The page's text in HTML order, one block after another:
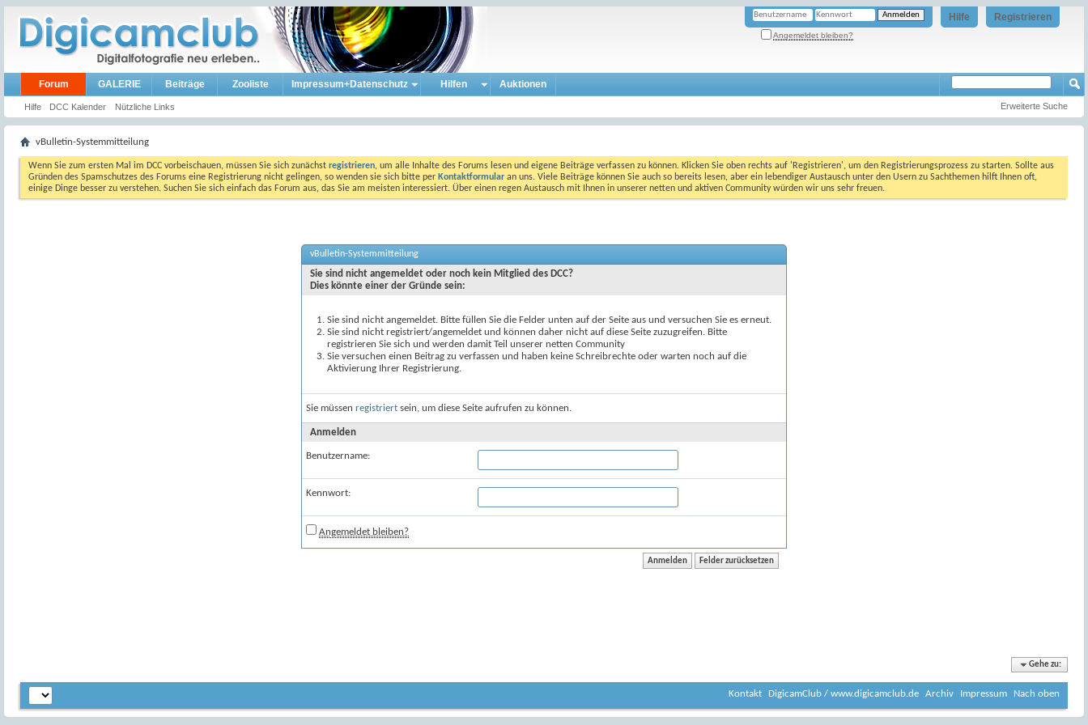
Registrieren
Hilfe
Angemeldet bleiben?
Forum
Hilfe DCC Kalender Nützliche Links
GALERIE Beiträge Zooliste Impressum+Datenschutz Hilfen Auktionen
Erweiterte Suche
vBulletin-Systemmitteilung
Wenn Sie zum ersten Mal im DCC vorbeischauen, müssen Sie sich zunächst registrieren, um alle Inhalte des Forums lesen und eigene Beiträge verfassen zu können. Klicken Sie oben rechts auf 'Registrieren', um den Registrierungsprozess zu starten. Sollte aus
Gründen des Spamschutzes des Forums eine Registrierung nicht gelingen, so wenden sie sich bitte per Kontaktformular an uns. Viele Beiträge können Sie auch so bereits lesen, aber ein lebendiger Austausch unter den Usern zu Sachthemen hilft Ihnen oft,
einige Dinge besser zu verstehen. Suchen Sie sich einfach das Forum aus, das Sie am meisten interessiert. Über einen regen Austausch mit Ihnen in unserer netten und aktiven Community würden wir uns sehr freuen.
vBulletin-Systemmitteilung
Sie sind nicht angemeldet oder noch kein Mitglied des DCC?
Dies könnte einer der Gründe sein:
Sie sind nicht angemeldet. Bitte füllen Sie die Felder unten auf der Seite aus und versuchen Sie es erneut.
Sie sind nicht registriert/angemeldet und können daher nicht auf diese Seite zuzugreifen. Bitte
registrieren Sie sich und werden damit Teil unserer netten Community
Sie versuchen einen Beitrag zu verfassen und haben keine Schreibrechte oder warten noch auf die
Aktivierung Ihrer Registrierung.
Sie müssen registriert sein, um diese Seite aufrufen zu können.
Anmelden
Benutzername:
Kennwort:
Angemeldet bleiben?
Gehe zu:
Kontakt DigicamClub / www.digicamclub.de Archiv Impressum Nach oben